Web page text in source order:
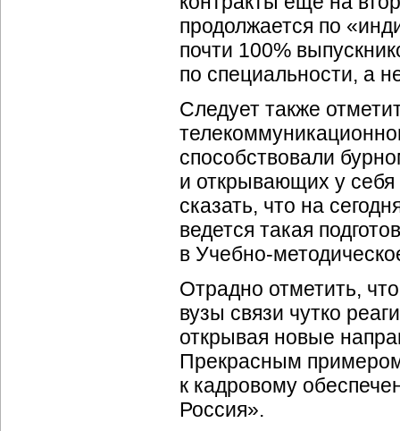
продолжается по
почти 100%
по специальности, а
Следует также
способствовали
и открывающих у себя
сказать, что на
ведется такая
в Учебно-
Отрадно отметить,
вузы связи чутко
открывая новые
Прекрасным примером
к кадровому
Россия».